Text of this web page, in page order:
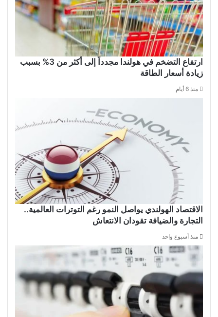
ارتفاع التضخم في هولندا مجدداً إلى أكثر من 3% بسبب
زيادة أسعار الطاقة
منذ 6 أيام
الاقتصاد الهولندي يواصل النمو رغم التوترات العالمية..
التجارة والضيافة تقودان الانتعاش
منذ أسبوع واحد